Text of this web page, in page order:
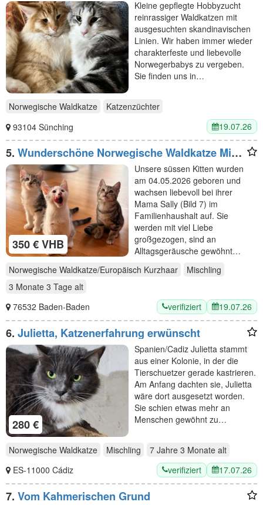
Kleine gepflegte Hobbyzucht
reinrassiger Waldkatzen mit
ausgesuchten skandinavischen
Linien. Wir haben immer wieder
charakterfeste und liebevolle
Norwegerbabys zu vergeben.
Sie finden uns in…
Norwegische Waldkatze
Katzenzüchter
93104 Sünching
19.07.26
5. Wunderschöne Norwegische Waldkatze Mix
Kitten suchen liebevolles zu Hause
350 € VHB
Unsere süssen Kitten wurden
am 04.05.2026 geboren und
wachsen liebevoll bei ihrer
Mama Sally (Bild 7) im
Familienhaushalt auf. Sie
werden mit viel Liebe
großgezogen, sind an
Alltagsgeräusche gewöhnt…
Norwegische Waldkatze/Europäisch Kurzhaar
Mischling
3 Monate 3 Tage alt
76532 Baden-Baden
verifiziert 19.07.26
6. Julietta, Katzenerfahrung erwünscht
280 €
Spanien/Cadiz Julietta stammt
aus einer Kolonie, in der die
Tierschuetzer gerade kastrieren.
Am Anfang dachten sie, Julietta
wäre dort ausgesetzt worden.
Sie schien etwas mehr an
Menschen gewöhnt zu…
Norwegische Waldkatze Mischling 7 Jahre 3 Monate alt
ES-11000 Cádiz
verifiziert 17.07.26
7. Vom Kahmerischen Grund